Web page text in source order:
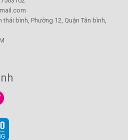
bình, Phường 12, Quận Tân bình,